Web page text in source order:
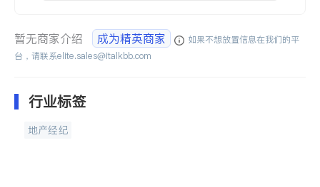
暂无商家介绍 成为精英商家
如果不想放置信息在我们的平
台，请联系elite.sales@italkbb.com
行业标签
地产经纪